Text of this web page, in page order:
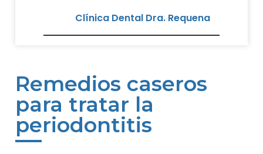
Clínica Dental Dra. Requena
Remedios caseros
para tratar la
periodontitis